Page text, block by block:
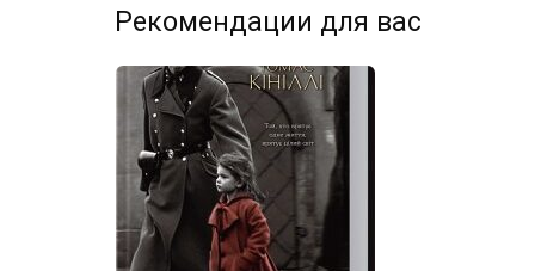
Рекомендации для вас